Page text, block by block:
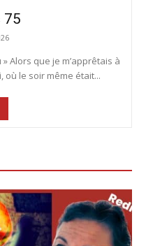
75
Alors que je m’apprêtais à
où le soir même était...